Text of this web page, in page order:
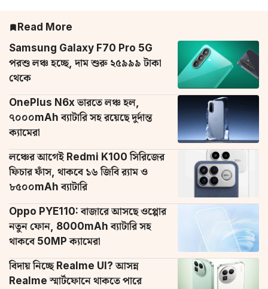
Read More
Samsung Galaxy F70 Pro 5G
পরশু লঞ্চ হচ্ছে, দাম শুরু ২৫৯৯৯ টাকা
থেকে
OnePlus N6x ভারতে লঞ্চ হল,
৭০০০mAh ব্যাটারি সহ রয়েছে দুর্দান্ত
ক্যামেরা
লঞ্চের আগেই Redmi K100 সিরিজের
ফিচার ফাঁস, থাকবে ১৬ জিবি র‌্যাম ও
৮৫০০mAh ব্যাটারি
Oppo PYE110: বাজারে আসছে ওপ্পোর
নতুন ফোন, 8000mAh ব্যাটারি সহ
থাকবে 50MP ক্যামেরা
বিদায় নিচ্ছে Realme UI? আসন্ন
Realme স্মার্টফোনে থাকতে পারে